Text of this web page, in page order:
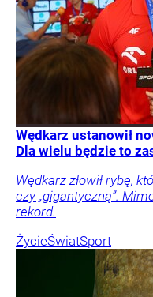
Wędkarz ustanowił
Dla wielu będzie to
Wędkarz złowił rybę,
czy „gigantyczną”.
rekord.
ŻycieŚwiatSport